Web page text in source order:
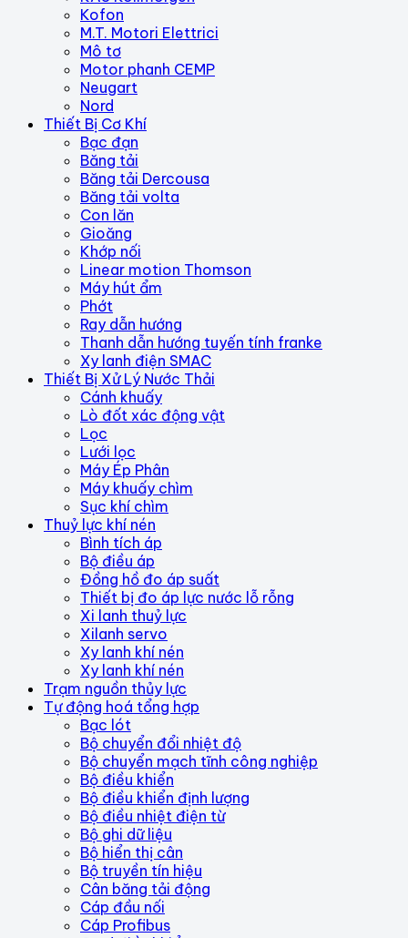
Kofon
M.T. Motori Elettrici
Mô tơ
Motor phanh CEMP
Neugart
Nord
Thiết Bị Cơ Khí
Bạc đạn
Băng tải
Băng tải Dercousa
Băng tải volta
Con lăn
Gioăng
Khớp nối
Linear motion Thomson
Máy hút ẩm
Phớt
Ray dẫn hướng
Thanh dẫn hướng tuyến tính franke
Xy lanh điện SMAC
Thiết Bị Xử Lý Nước Thải
Cánh khuấy
Lò đốt xác động vật
Lọc
Lưới lọc
Máy Ép Phân
Máy khuấy chìm
Sục khí chìm
Thuỷ lực khí nén
Bình tích áp
Bộ điều áp
Đồng hồ đo áp suất
Thiết bị đo áp lực nước lỗ rỗng
Xi lanh thuỷ lực
Xilanh servo
Xy lanh khí nén
Xy lanh khí nén
Trạm nguồn thủy lực
Tự động hoá tổng hợp
Bạc lót
Bộ chuyển đổi nhiệt độ
Bộ chuyển mạch tĩnh công nghiệp
Bộ điều khiển
Bộ điều khiển định lượng
Bộ điều nhiệt điện từ
Bộ ghi dữ liệu
Bộ hiển thị cân
Bộ truyền tín hiệu
Cân băng tải động
Cáp đầu nối
Cáp Profibus